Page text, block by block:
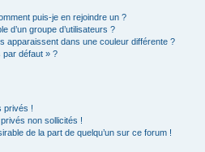
puis-je en rejoindre un ?
d’un groupe d’utilisateurs ?
apparaissent dans une couleur différente ?
par défaut » ?
privés !
non sollicités !
de la part de quelqu’un sur ce forum !